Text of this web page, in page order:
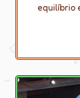
equilíbrio